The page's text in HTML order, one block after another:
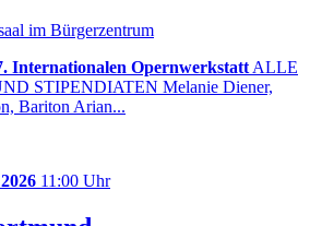
im Bürgerzentrum
Internationalen OpernwerkstattALLE
STIPENDIATEN Melanie Diener,
Bariton Arian...
11:00 Uhr